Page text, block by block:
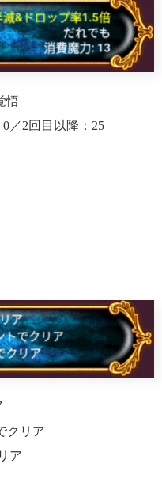
悟
／2回目以降：25
クリア
ア